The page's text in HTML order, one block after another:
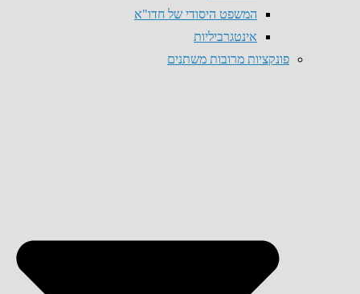
המשפט היסודי של חדו"א
אינטגרביליות
פונקציות מרובות משתנים